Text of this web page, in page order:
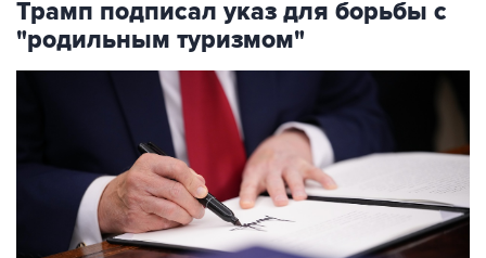
Трамп подписал указ для борьбы с
"родильным туризмом"